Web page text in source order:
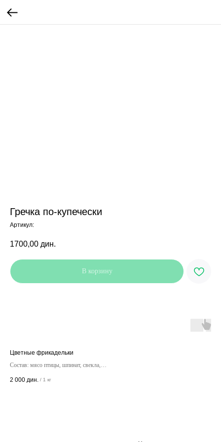
Гречка по-купечески
Артикул:
1700,00 дин.
В корзину
Цветные фрикадельки
Состав: мясо птицы, шпинат, свекла,
2 000 дин. / 1 кг